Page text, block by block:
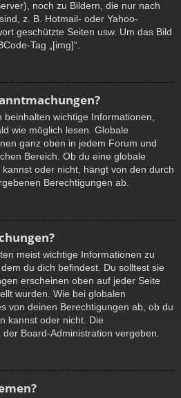
noch zu Bildern, die nur nach
z. B. Hotmail- oder Yahoo-
geschützte Seiten usw. Um das Bild
Tag „[img]“.
wichtige Informationen,
wie möglich lesen. Globale
ganz oben in jedem Forum und
Bereich. Ob du eine globale
oder nicht, hängt von den durch
Berechtigungen ab.
meist wichtige Informationen zu
du dich befindest. Du solltest sie
erscheinen oben auf jeder Seite
wurden. Wie bei globalen
von deinen Berechtigungen ab, ob du
kannst oder nicht. Die
Board-Administration vergeben.